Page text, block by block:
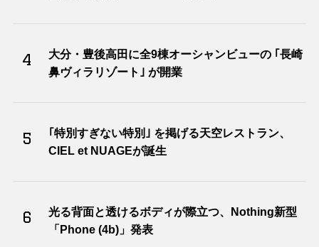
4
大分・豊後高田に全9棟オーシャンビューの ｢長崎
鼻ヴィラリゾート｣ が開業
5
｢特別すぎない特別｣ を掲げる天空レストラン、
CIEL et NUAGEが誕生
6
光る背面と透けるボディが際立つ、Nothing新型
「Phone (4b)」発表